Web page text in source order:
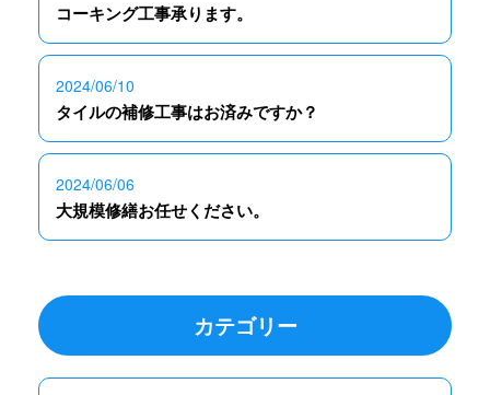
コーキング工事承ります。
2024/06/10
タイルの補修工事はお済みですか？
2024/06/06
大規模修繕お任せください。
カテゴリー